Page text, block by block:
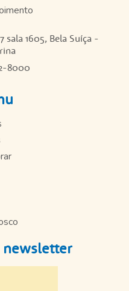
sala 1605, Bela Suíça -
8000
newsletter